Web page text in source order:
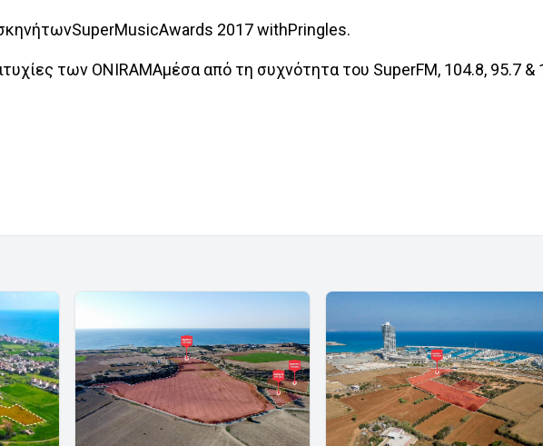
2017 withPringles.
των ONIRAMAμέσα από τη συχνότητα του SuperFM, 104.8, 95.7 &